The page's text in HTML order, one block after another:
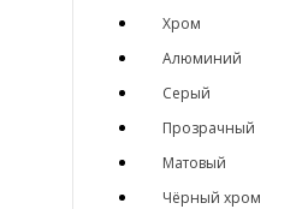
Хром
Алюминий
Серый
Прозрачный
Матовый
Чёрный хром